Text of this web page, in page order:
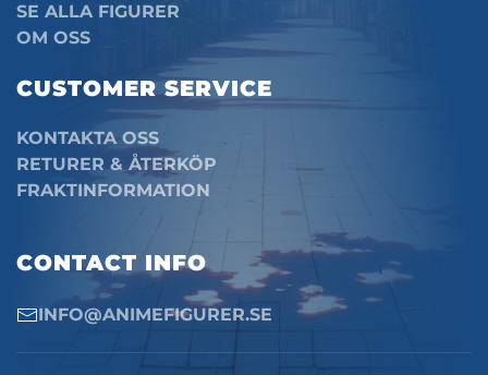
SE ALLA FIGURER
OM OSS
CUSTOMER SERVICE
KONTAKTA OSS
RETURER & ÅTERKÖP
FRAKTINFORMATION
CONTACT INFO
INFO@ANIMEFIGURER.SE